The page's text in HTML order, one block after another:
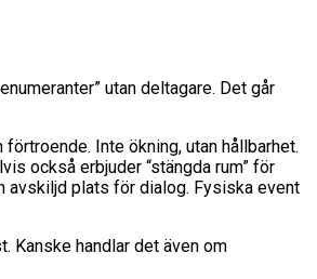
utan deltagare. Det går
Inte ökning, utan hållbarhet.
också erbjuder “stängda rum” för
avskiljd plats för dialog. Fysiska event
Kanske handlar det även om